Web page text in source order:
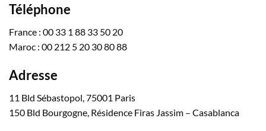
Téléphone
France : 00 33 1 88 33 50 20
Maroc : 00 212 5 20 30 80 88
Adresse
11 Bld Sébastopol, 75001 Paris
150 Bld Bourgogne, Résidence Firas Jassim – Casablanca